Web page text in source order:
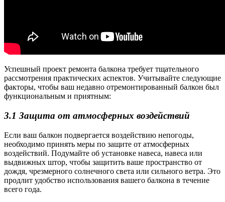
Успешный проект ремонта балкона требует тщательного
рассмотрения практических аспектов. Учитывайте следующие
факторы, чтобы ваш недавно отремонтированный балкон был
функциональным и приятным:
3.1 Защита от атмосферных воздействий
Если ваш балкон подвергается воздействию непогоды,
необходимо принять меры по защите от атмосферных
воздействий. Подумайте об установке навеса, навеса или
выдвижных штор, чтобы защитить ваше пространство от
дождя, чрезмерного солнечного света или сильного ветра. Это
продлит удобство использования вашего балкона в течение
всего года.